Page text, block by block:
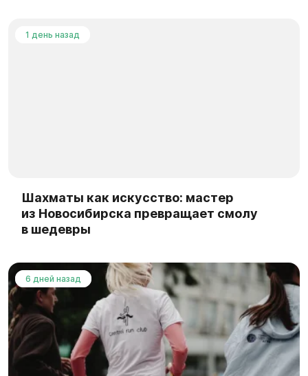
1 день назад
Шахматы как искусство: мастер
из Новосибирска превращает смолу
в шедевры
6 дней назад